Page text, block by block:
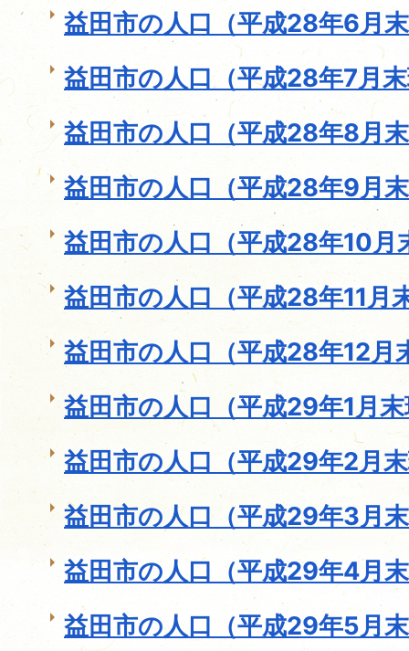
益田市の人口（平成28年6月
益田市の人口（平成28年7月
益田市の人口（平成28年8月
益田市の人口（平成28年9月
益田市の人口（平成28年10月
益田市の人口（平成28年11月
益田市の人口（平成28年12月
益田市の人口（平成29年1月
益田市の人口（平成29年2月
益田市の人口（平成29年3月
益田市の人口（平成29年4月
益田市の人口（平成29年5月